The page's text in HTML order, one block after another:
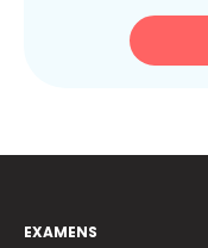
EXAMENS